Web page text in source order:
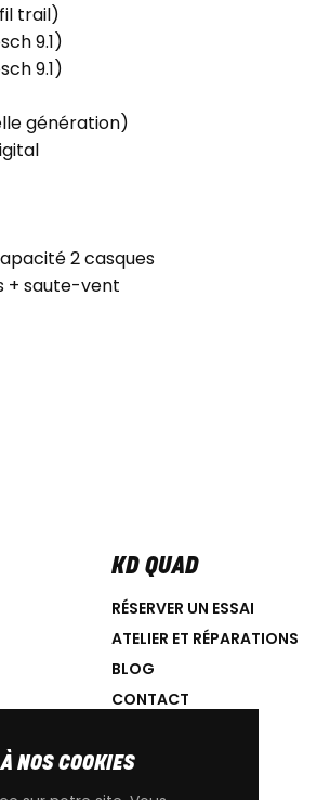
trail)
9.1)
9.1)
génération)
2 casques
+ saute-vent
KD QUAD
RÉSERVER UN ESSAI
ATELIER ET RÉPARATIONS
BLOG
CONTACT
NOS COOKIES